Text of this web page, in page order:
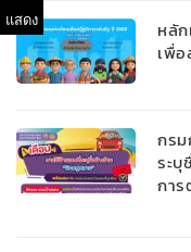
แสดง
หลั
เพื่
กรม
ระบุ
กา